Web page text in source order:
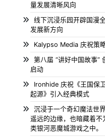
量发展清晰风向
线下沉浸乐园开辟国漫
发展新方向
Kalypso Media 庆祝策
第八届 “讲好中国故事”
启动
Ironhide 庆祝《王国保
起源》引入经典模式
沉浸于一个奇幻魔法世
遥远的边缘，也暗藏着
类银河恶魔城游戏之中。